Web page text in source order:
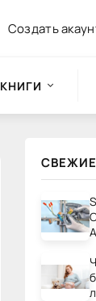
Создать
КНИГИ